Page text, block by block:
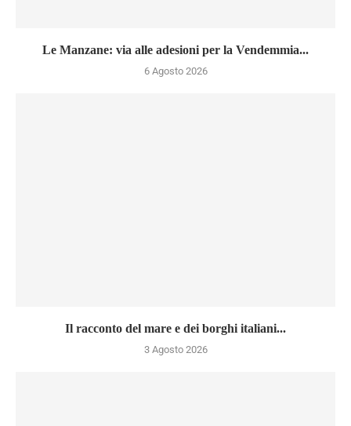
Le Manzane: via alle adesioni per la Vendemmia...
6 Agosto 2026
Il racconto del mare e dei borghi italiani...
3 Agosto 2026